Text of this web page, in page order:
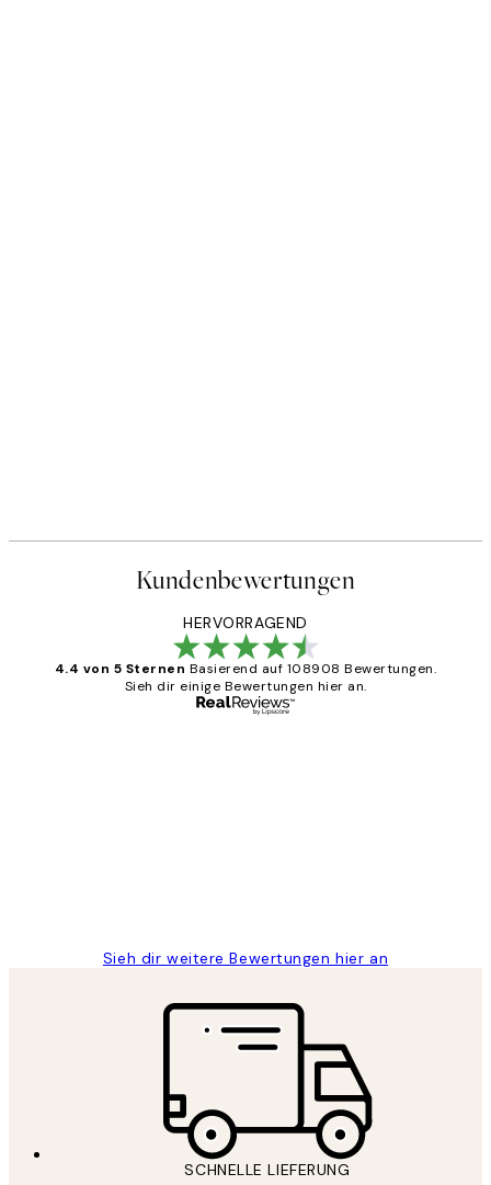
Kundenbewertungen
HERVORRAGEND
4.4 von 5 Sternen Basierend auf 108908 Bewertungen.
Sieh dir einige Bewertungen hier an.
Sieh dir weitere Bewertungen hier an
SCHNELLE LIEFERUNG